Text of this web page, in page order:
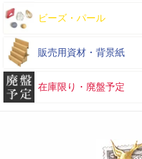
ビーズ・パール
販売用資材・背景紙
在庫限り・廃盤予定